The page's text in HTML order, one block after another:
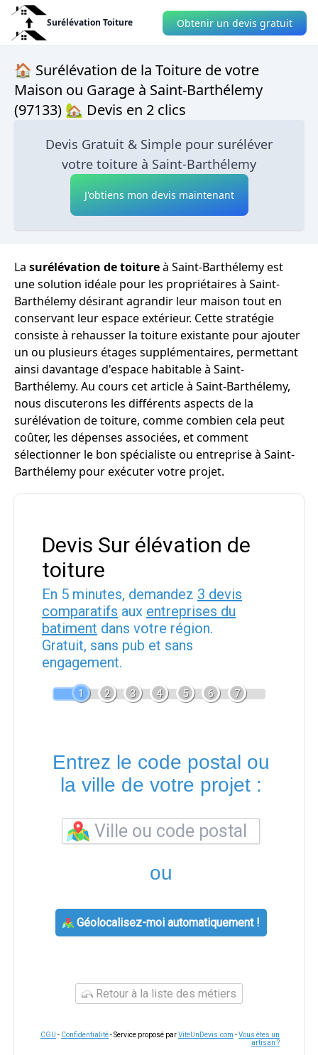
Surélévation Toiture Obtenir un devis gratuit
🏠 Surélévation de la Toiture de votre
Maison ou Garage à Saint-Barthélemy
(97133) 🏡 Devis en 2 clics
Devis Gratuit & Simple pour suréléver
votre toiture à Saint-Barthélemy
J'obtiens mon devis maintenant
La surélévation de toitureà Saint-Barthélemy est
une solution idéale pour les propriétaires à Saint-
Barthélemy désirant agrandir leur maison tout en
conservant leur espace extérieur. Cette stratégie
consiste à rehausser la toiture existante pour ajouter
un ou plusieurs étages supplémentaires, permettant
ainsi davantage d'espace habitable à Saint-
Barthélemy. Au cours cet article à Saint-Barthélemy,
nous discuterons les différents aspects de la
surélévation de toiture, comme combien cela peut
coûter, les dépenses associées, et comment
sélectionner le bon spécialiste ou entreprise à Saint-
Barthélemy pour exécuter votre projet.
Devis Sur élévation de
toiture
En 5 minutes, demandez 3 devis
comparatifs aux entreprises du
batiment dans votre région.
Gratuit, sans pub et sans
engagement.
1 2 3 4 5 6 7
Entrez le code postal ou
la ville de votre projet :
ou
Géolocalisez-moi automatiquement !
Retour à la liste des métiers
CGU - Confidentialité- Service proposé parViteUnDevis.com -Vous êtes un
artisan ?